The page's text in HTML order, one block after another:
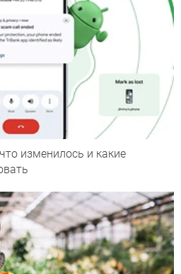
изменилось и какие